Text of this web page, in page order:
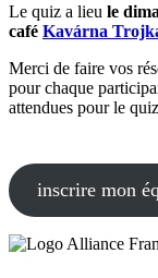
Le quiz a lieu le
café Kavárna
Merci de faire vos
pour chaque
attendues pour le
inscrire mon